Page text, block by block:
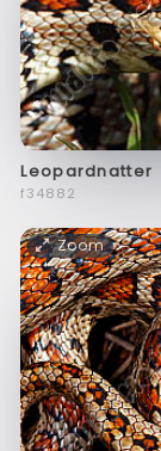
Leopardnatter
f34882
Zoom